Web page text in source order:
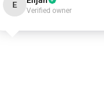
E
Verified owner